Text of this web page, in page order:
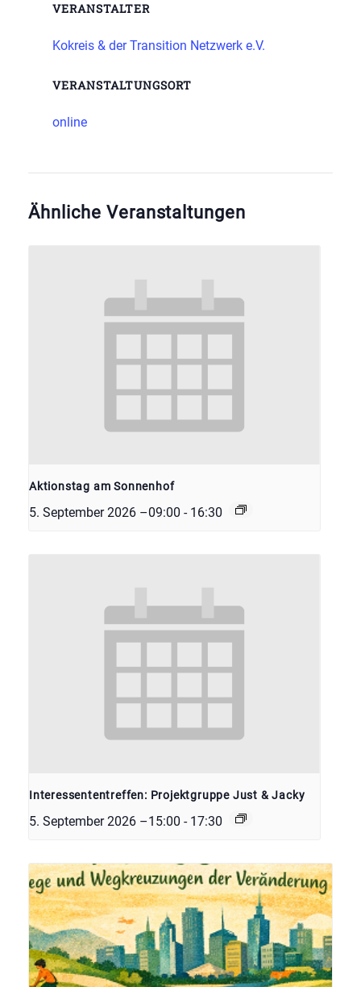
VERANSTALTUNGSORT
online
VERANSTALTER
Kokreis & der Transition Netzwerk e.V.
Ähnliche Veranstaltungen
Aktionstag am Sonnenhof
5. September 2026 –09:00 - 16:30
Interessententreffen: Projektgruppe Just & Jacky
5. September 2026 –15:00 - 17:30